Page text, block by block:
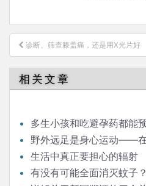
文
章
导
航
诊断、筛查膝盖痛，还是用X光片好
相关文章
多生小孩和吃避孕药都能
野外远足是身心运动——
发言生活中真正要担心的辐射
有没有可能全面消灭蚊子？